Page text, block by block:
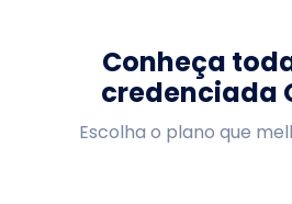
Conheça
credenciada
Escolha o plano que